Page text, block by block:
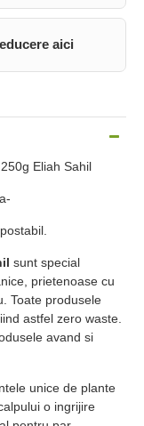
aici
Eliah Sahil
sunt special
prietenoase cu
Toate produsele
astfel zero waste.
avand si
unice de plante
o ingrijire